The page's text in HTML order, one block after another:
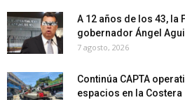
A 12 años de los 43, la
gobernador Ángel
7 agosto, 2026
Continúa CAPTA
espacios en la Costera